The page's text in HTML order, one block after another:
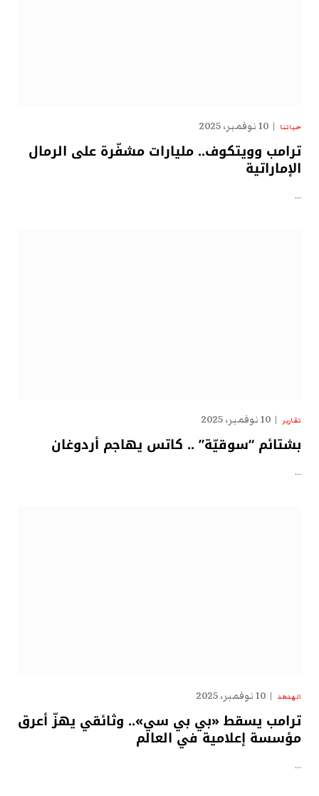
حياتنا 10 نوفمبر، 2025
ترامب وويتكوف.. مليارات مشفّرة على الرمال
الإماراتية
…
تقارير 10 نوفمبر، 2025
بشتائم “سوقيّة” .. كاتس يهاجم أردوغان
…
الهدهد 10 نوفمبر، 2025
ترامب يسقط «بي بي سي».. وثائقي يهزّ أعرق
مؤسسة إعلامية في العالم
…